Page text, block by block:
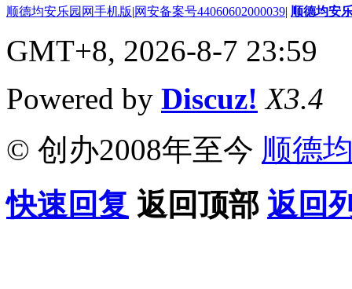
顺德均安乐园网手机版|网安备案号44060602000039| 顺德均安
GMT+8, 2026-8-7 23:59
Powered by Discuz! X3.4
© 创办2008年至今 顺德
快速回复 返回顶部 返回